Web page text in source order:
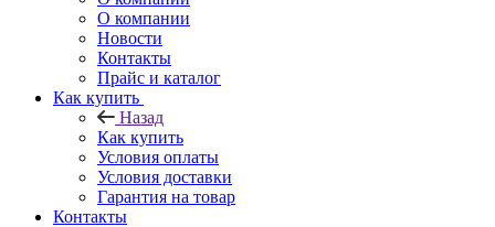
О компании
Новости
Контакты
Прайс и каталог
Как купить
Назад
Как купить
Условия оплаты
Условия доставки
Гарантия на товар
Контакты